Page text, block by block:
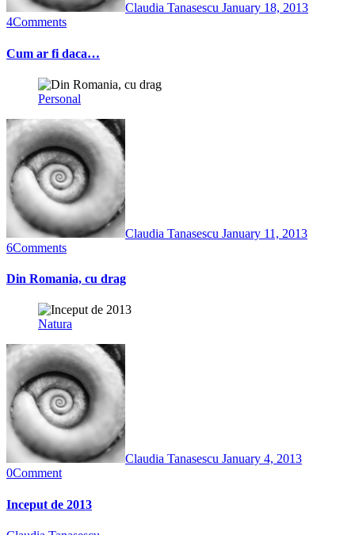
Claudia Tanasescu January 18, 2013
4Comments
Cum ar fi daca…
Personal
Claudia Tanasescu January 11, 2013
6Comments
Din Romania, cu drag
Natura
Claudia Tanasescu January 4, 2013
0Comment
Inceput de 2013